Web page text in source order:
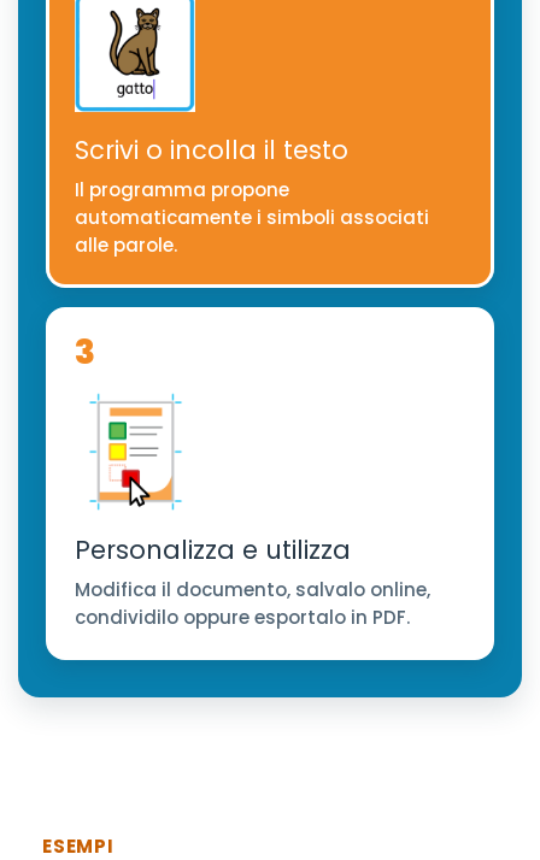
Scrivi o incolla il testo
Il programma propone
automaticamente i simboli associati
alle parole.
3
Personalizza e utilizza
Modifica il documento, salvalo online,
condividilo oppure esportalo in PDF.
ESEMPI